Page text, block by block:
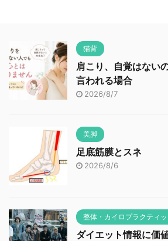
猫背
肩こり、自覚はない
言われる場合
2026/8/7
美脚
足底筋膜とスネ
2026/8/6
整体・カイロプラクティッ
ダイエット情報に価